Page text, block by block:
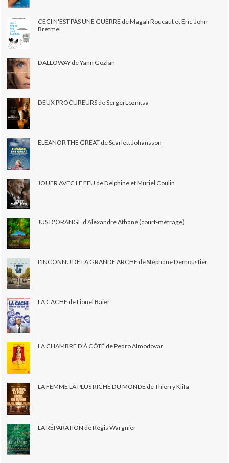
CECI N'EST PAS UNE GUERRE de Magali Roucaut et Eric-John
Bretmel
DALLOWAY de Yann Gozlan
DEUX PROCUREURS de Sergei Loznitsa
ELEANOR THE GREAT de Scarlett Johansson
JOUER AVEC LE FEU de Delphine et Muriel Coulin
JUS D'ORANGE d'Alexandre Athané (court-métrage)
L'INCONNU DE LA GRANDE ARCHE de Stéphane Demoustier
LA CACHE de Lionel Baier
LA CHAMBRE D'À CÔTÉ de Pedro Almodovar
LA FEMME LA PLUS RICHE DU MONDE de Thierry Klifa
LA RÉPARATION de Régis Wargnier